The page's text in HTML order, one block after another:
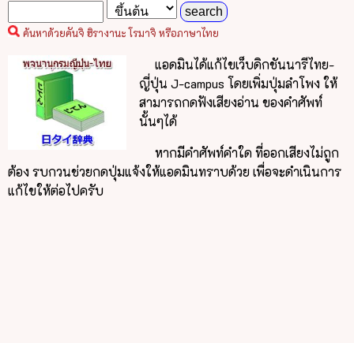
ค้นหาด้วยคันจิ ฮิรางานะ โรมาจิ หรือภาษาไทย
แอดมินได้แก้ไขเว็บดิกชันนารีไทย-
ญี่ปุ่น J-campus โดยเพิ่มปุ่มลำโพง ให้
สามารถกดฟังเสียงอ่าน ของคำศัพท์
นั้นๆได้
หากมีคำศัพท์คำใด ที่ออกเสียงไม่ถูก
ต้อง รบกวนช่วยกดปุ่มแจ้งให้แอดมินทราบด้วย เพื่อจะดำเนินการ
แก้ไขให้ต่อไปครับ